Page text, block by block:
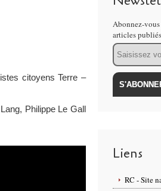
citoyens Terre –
Philippe Le Gall
Abonnez-
articles
Email
Liens
RC - Site